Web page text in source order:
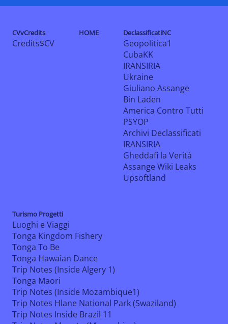
CVvCredits
Credits$CV
HOME DeclassificatiNC
Geopolitica1
CubaKK
IRANSIRIA
Ukraine
Giuliano Assange
Bin Laden
America Contro Tutti
PSYOP
Archivi Declassificati
IRANSIRIA
Gheddafi la Verità
Assange Wiki Leaks
Upsoftland
Turismo Progetti
Luoghi e Viaggi
Tonga Kingdom Fishery
Tonga To Be
Tonga Hawaìan Dance
Trip Notes (Inside Algery 1)
Tonga Maori
Trip Notes (Inside Mozambique1)
Trip Notes Hlane National Park (Swaziland)
Trip Notes Inside Brazil 11